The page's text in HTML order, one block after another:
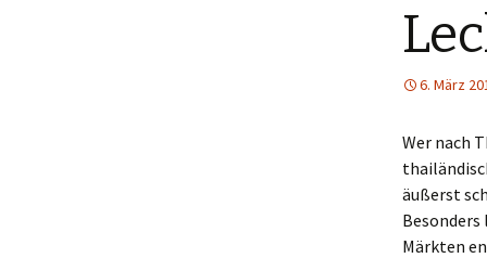
6. März
Wer nach
äußerst
Märkten